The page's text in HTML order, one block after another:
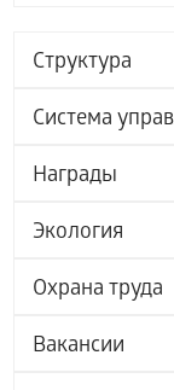
Структура
Система
Награды
Экология
Охрана труда
Вакансии